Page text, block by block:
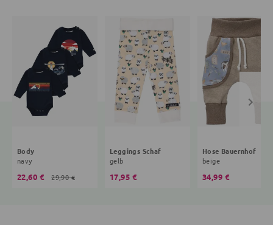
Body
navy
22,60 € 29,90 €
Leggings Schaf
gelb
17,95 €
Hose Bauernhof
beige
34,99 €